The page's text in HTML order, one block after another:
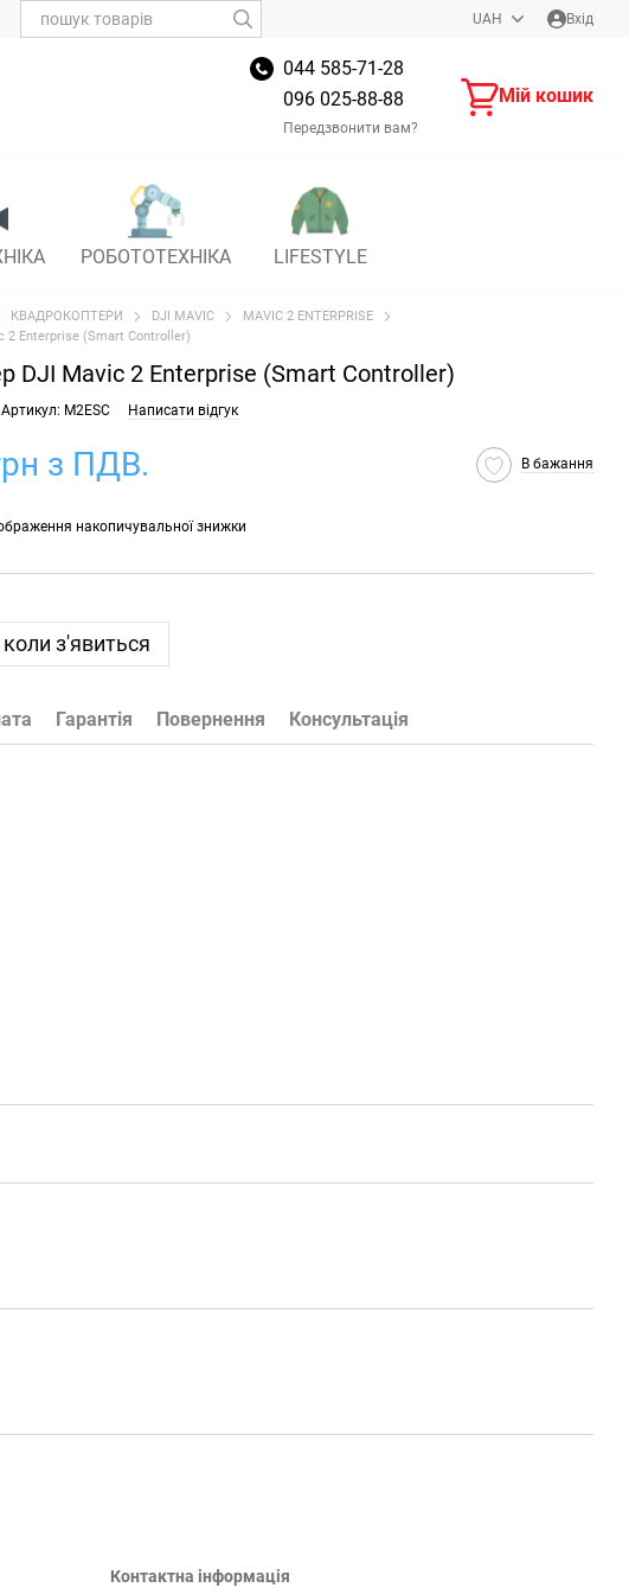
UAH Вхід
044 585-71-28
096 025-88-88
Передзвонити вам?
Мій кошик
РОБОТОТЕХНІКА LIFESTYLE
КВАДРОКОПТЕРИ DJI MAVIC
MAVIC 2 ENTERPRISE
2 Enterprise (Smart Controller)
DJI Mavic 2 Enterprise (Smart Controller)
Артикул: M2ESC Написати відгук
з ПДВ. В бажання
накопичувальної знижки
з'явиться
Гарантія Повернення Консультація
Контактна інформація